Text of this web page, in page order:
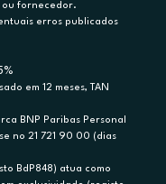
fornecedor.
erros publicados
em 12 meses, TAN
BNP Paribas Personal
no 21 721 90 00 (dias
BdP848) atua como